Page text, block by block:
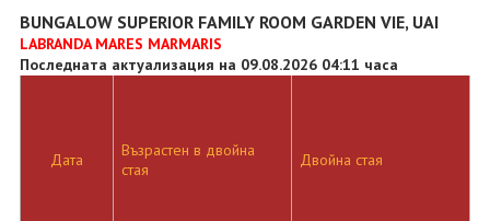
BUNGALOW SUPERIOR FAMILY ROOM GARDEN VIE, UAI
LABRANDA MARES MARMARIS
Последната актуализация на 09.08.2026 04:11 часа
Дата
Възрастен в двойна
стая
Двойна стая